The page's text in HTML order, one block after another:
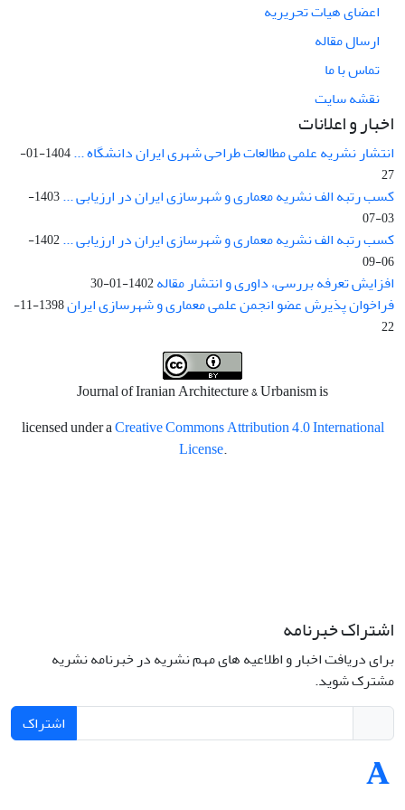
اعضای هیات تحریریه
ارسال مقاله
تماس با ما
نقشه سایت
اخبار و اعلانات
انتشار نشریه علمی مطالعات طراحی شهری ایران دانشگاه ...
1404-01-
27
کسب رتبه الف نشریه معماری و شهرسازی ایران در ارزیابی ...
1403-
03-07
کسب رتبه الف نشریه معماری و شهرسازی ایران در ارزیابی ...
1402-
06-09
افزایش تعرفه بررسی، داوری و انتشار مقاله1402-01-30
فراخوان پذیرش عضو انجمن علمی معماری و شهرسازی ایران
1398-11-
22
Journal of Iranian Architecture & Urbanism is
licensed under aCreative Commons Attribution 4.0 International
License.
اشتراک خبرنامه
برای دریافت اخبار و اطلاعیه های مهم نشریه در خبرنامه نشریه
مشترک شوید.
اشتراک